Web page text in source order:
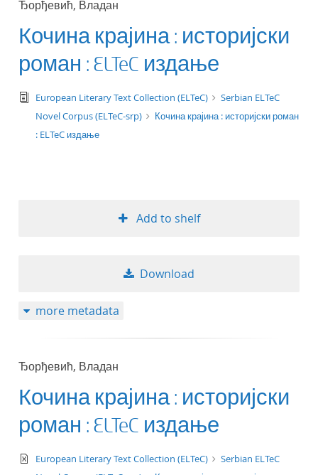
Ђорђевић, Владан
Кочина крајина : историјски
роман : ELTeC издање
text/tg.edition+tg.aggregation+xml
European Literary Text Collection (ELTeC)
Serbian ELTeC
Novel Corpus (ELTeC-srp)
Кочина крајина : историјски роман
: ELTeC издање
Add to shelf
Download
more metadata
Ђорђевић, Владан
Кочина крајина : историјски
роман : ELTeC издање
text/xml
European Literary Text Collection (ELTeC)
Serbian ELTeC